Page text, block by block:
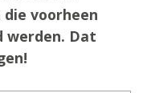
voorheen
werden. Dat